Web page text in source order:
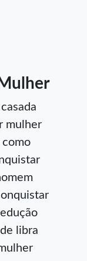
mulher
como
libra